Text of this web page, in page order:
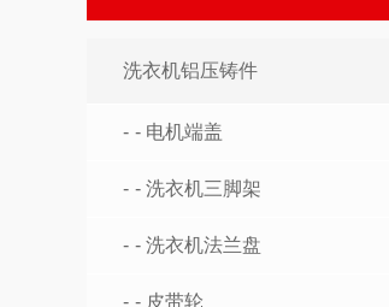
洗衣机铝压铸件
- 电机端盖
- 洗衣机三脚架
- 洗衣机法兰盘
- 皮带轮